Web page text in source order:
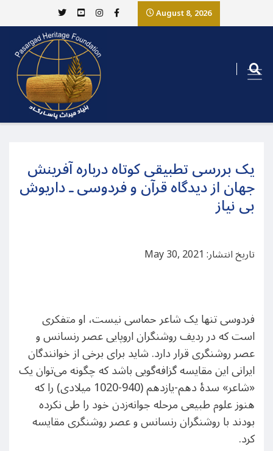
August 8, 2026
یک بررسی تطبیقی کوتاه درباره آفرینش
جهان از دیدگاه قرآن و فردوسی ـ داریوش
بی نیاز
تاریخ انتشار: May 30, 2021
فردوسی تنها یک شاعر حماسی نیست، او متفکری
است که در ردیف روشنگران اروپایی عصر رنسانس و
عصر روشنگری قرار دارد. شاید برای برخی از خوانندگان
ایرانی این مقایسه گزافه‌گویی باشد که چگونه می‌توان یک
«شاعر» سدۀ دهم-یازدهم (940-1020 میلادی) را که
هنوز علوم طبیعی مرحله جوانه‌زدن خود را طی نکرده
بودند با روشنگران رنسانس و عصر روشنگری مقایسه
کرد.